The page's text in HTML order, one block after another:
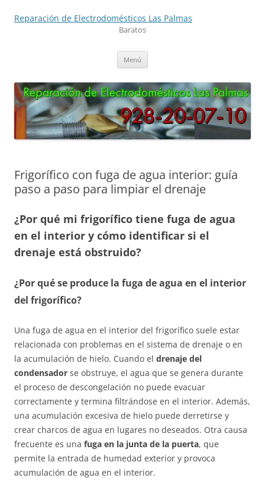
contenido
Reparación de Electrodomésticos Las Palmas
Baratos
Menú
Frigorífico con fuga de agua interior: guía
paso a paso para limpiar el drenaje
¿Por qué mi frigorífico tiene fuga de agua
en el interior y cómo identificar si el
drenaje está obstruido?
¿Por qué se produce la fuga de agua en el interior
del frigorífico?
Una fuga de agua en el interior del frigorífico suele estar
relacionada con problemas en el sistema de drenaje o en
la acumulación de hielo. Cuando el drenaje del
condensador se obstruye, el agua que se genera durante
el proceso de descongelación no puede evacuar
correctamente y termina filtrándose en el interior. Además,
una acumulación excesiva de hielo puede derretirse y
crear charcos de agua en lugares no deseados. Otra causa
frecuente es una fuga en la junta de la puerta, que
permite la entrada de humedad exterior y provoca
acumulación de agua en el interior.